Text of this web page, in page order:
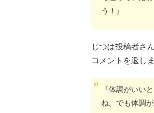
う！』
じつは投稿者さ
コメントを返しま
『体調がいい
ね。でも体調